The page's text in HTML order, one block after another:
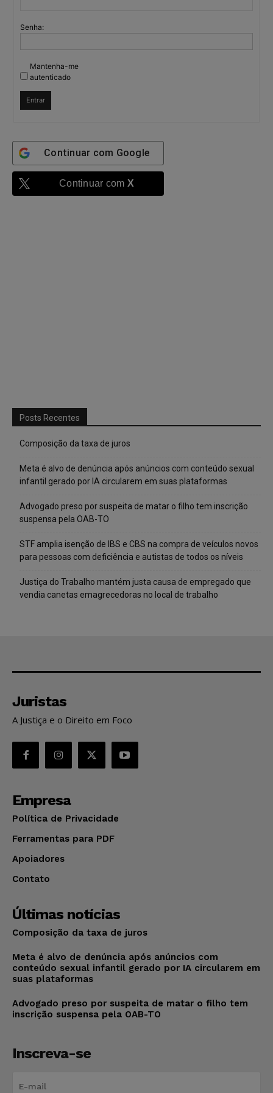
Senha:
Mantenha-me
autenticado
Entrar
Continuar com Google
Continuar com X
Posts Recentes
Composição da taxa de juros
Meta é alvo de denúncia após anúncios com conteúdo sexual
infantil gerado por IA circularem em suas plataformas
Advogado preso por suspeita de matar o filho tem inscrição
suspensa pela OAB-TO
STF amplia isenção de IBS e CBS na compra de veículos novos
para pessoas com deficiência e autistas de todos os níveis
Justiça do Trabalho mantém justa causa de empregado que
vendia canetas emagrecedoras no local de trabalho
Juristas
A Justiça e o Direito em Foco
Empresa
Política de Privacidade
Ferramentas para PDF
Apoiadores
Contato
Últimas notícias
Composição da taxa de juros
Meta é alvo de denúncia após anúncios com
conteúdo sexual infantil gerado por IA circularem em
suas plataformas
Advogado preso por suspeita de matar o filho tem
inscrição suspensa pela OAB-TO
Inscreva-se